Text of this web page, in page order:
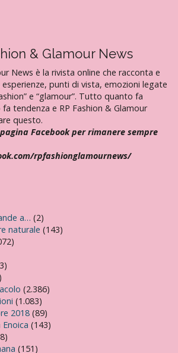
& Glamour News
News è la rivista online che racconta e
punti di vista, emozioni legate
e “glamour”. Tutto quanto fa
tendenza e RP Fashion & Glamour
questo.
Facebook per rimanere sempre
rpfashionglamournews/
a… (2)
naturale (143)
(2.386)
(1.083)
2018 (89)
(143)
(151)